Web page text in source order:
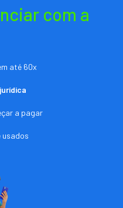
com a
até 60x
a pagar
usados